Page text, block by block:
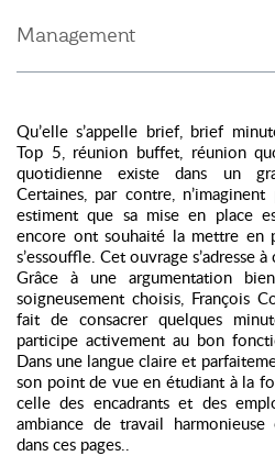
Management
Qu’elle s’appelle brief, brief
Top 5, réunion buffet, réunion
quotidienne existe dans un
Certaines, par contre, n’imaginent
estiment que sa mise en place
encore ont souhaité la mettre
s’essouffle. Cet ouvrage s’adresse
Grâce à une argumentation
soigneusement choisis, François
fait de consacrer quelques
participe activement au bon
Dans une langue claire et
son point de vue en étudiant à la
celle des encadrants et des
ambiance de travail
dans ces pages..